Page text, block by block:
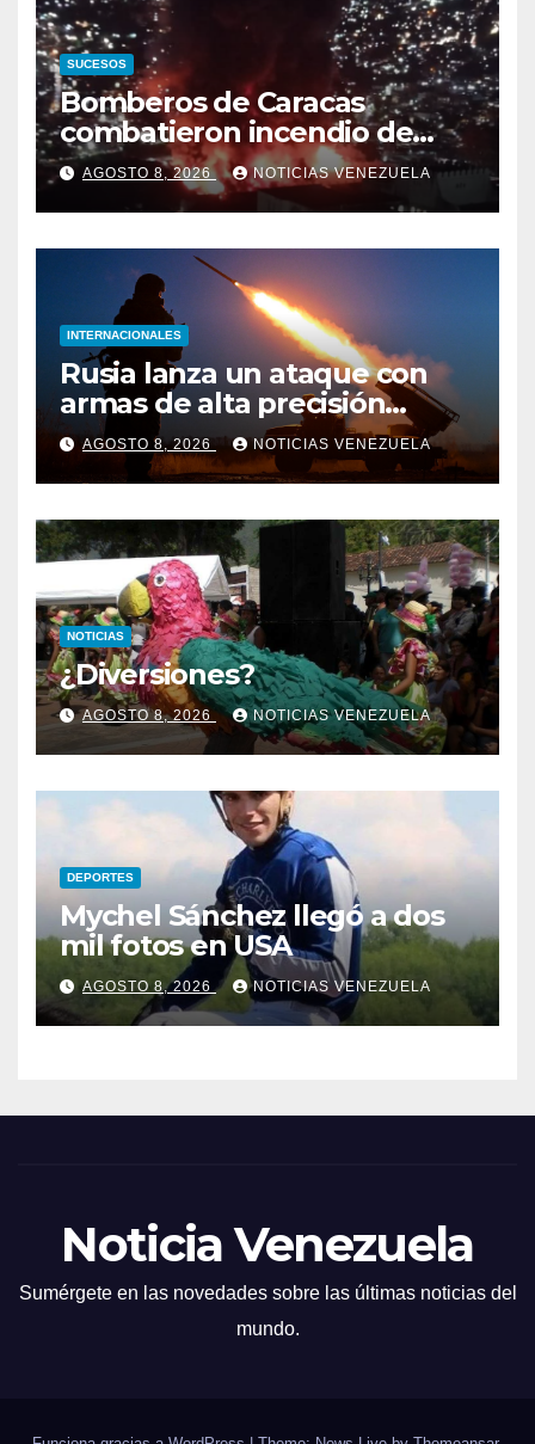
SUCESOS
Bomberos de Caracas
combatieron incendio de
gran magnitud en zona
industrial de El Llanito
AGOSTO 8, 2026 NOTICIAS VENEZUELA
INTERNACIONALES
Rusia lanza un ataque con
armas de alta precisión
contra la industria militar en
Kiev
AGOSTO 8, 2026 NOTICIAS VENEZUELA
NOTICIAS
¿Diversiones?
AGOSTO 8, 2026 NOTICIAS VENEZUELA
DEPORTES
Mychel Sánchez llegó a dos
mil fotos en USA
AGOSTO 8, 2026 NOTICIAS VENEZUELA
Noticia Venezuela
Sumérgete en las novedades sobre las últimas noticias del
mundo.